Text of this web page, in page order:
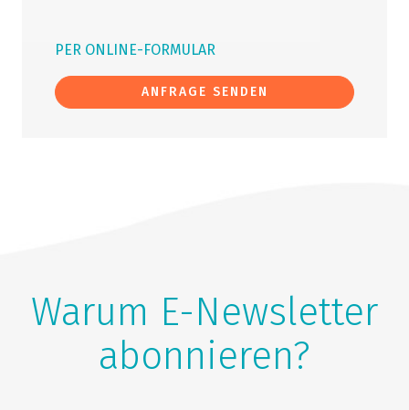
PER ONLINE-FORMULAR
ANFRAGE SENDEN
Warum E-Newsletter
abonnieren?